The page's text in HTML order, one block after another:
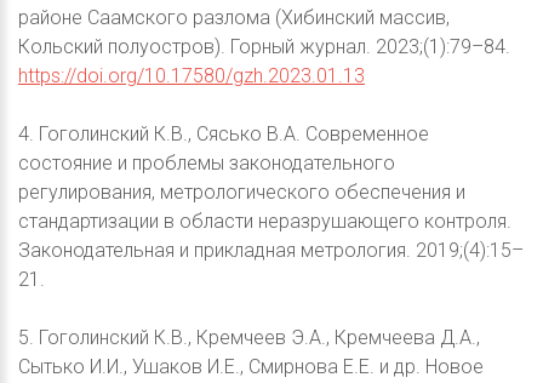
районе Саамского разлома (Хибинский массив,
Кольский полуостров). Горный журнал. 2023;(1):79–84.
https://doi.org/10.17580/gzh.2023.01.13
4. Гоголинский К.В., Сясько В.А. Современное
состояние и проблемы законодательного
регулирования, метрологического обеспечения и
стандартизации в области неразрушающего контроля.
Законодательная и прикладная метрология. 2019;(4):15–
21.
5. Гоголинский К.В., Кремчеев Э.А., Кремчеева Д.А.,
Сытько И.И., Ушаков И.Е., Смирнова Е.Е. и др. Новое